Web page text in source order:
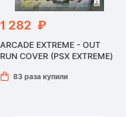
1 282 ₽
ARCADE EXTREME - OUT
RUN COVER (PSX EXTREME)
83 раза купили